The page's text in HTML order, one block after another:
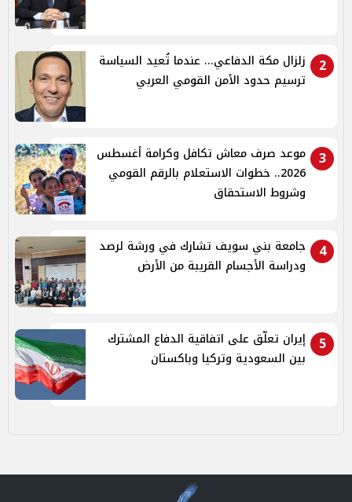
2
زلزال مكة الدفاعي... عندما تُعيد السياسة
ترسيم حدود الأمن القومي العربي
3
موعد صرف معاش تكافل وكرامة أغسطس
2026.. خطوات الاستعلام بالرقم القومي
وشروط الاستحقاق
4
جامعة بني سويف تشارك في ورشة لرصد
ودراسة الأجسام القريبة من الأرض
5
إيران تعلّق على اتفاقية الدفاع المشترك
بين السعودية وتركيا وباكستان